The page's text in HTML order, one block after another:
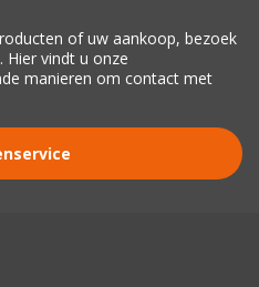
of uw aankoop, bezoek
Hier vindt u onze
manieren om contact met